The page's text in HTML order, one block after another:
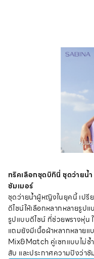
ทริคเลือกชุดบิกินี่ ชุดว่ายน้
ซัมเมอร์
ชุดว่ายน้ำผู้หญิงในยุคนี้ เป
ดีไซน์ให้เลือกหลากหลายรูป
รูปแบบดีไซน์ ที่ช่วยพรางหุ่น
แถมยังมีเนื้อผ้าหลากหลายแ
Mix&Match คู่เซทแบบไม่ซ้ำ
สับ และประกาศความปังว่า